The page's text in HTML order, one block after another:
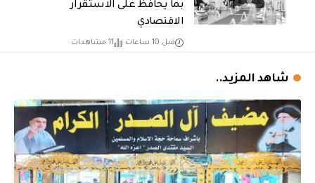
بما يحافظ على الاستقرار
الاقتصادي
قبل 10 ساعات 11 مشاهدات
شاهد المزيد..